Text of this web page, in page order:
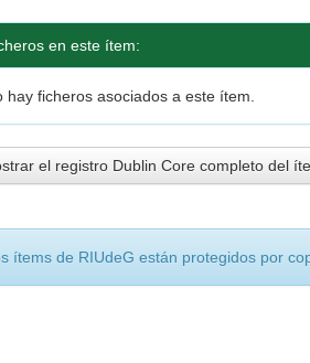
en este ítem:
hay ficheros asociados a este ítem.
el registro Dublin Core completo del
ítems de RIUdeG están protegidos por